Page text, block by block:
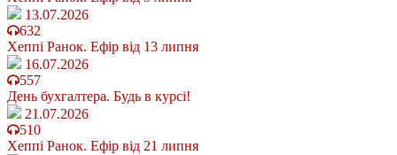
13.07.2026
632
Хеппі Ранок. Ефір від 13 липня
16.07.2026
557
День бухгалтера. Будь в курсі!
21.07.2026
510
Хеппі Ранок. Ефір від 21 липня